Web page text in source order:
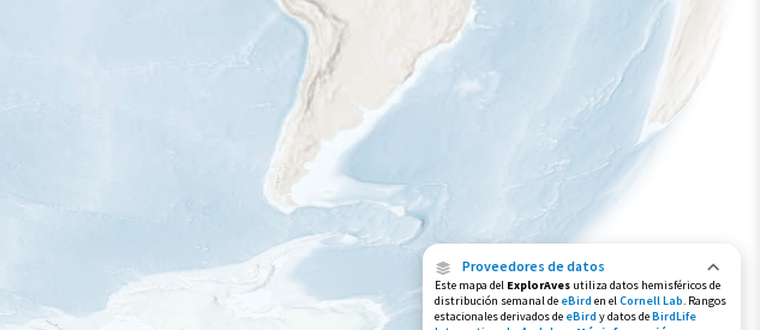
Proveedores de datos
Este mapa del ExplorAves utiliza datos hemisféricos de
distribución semanal de eBird en elCornell Lab. Rangos
estacionales derivados de eBird y datos deBirdLife